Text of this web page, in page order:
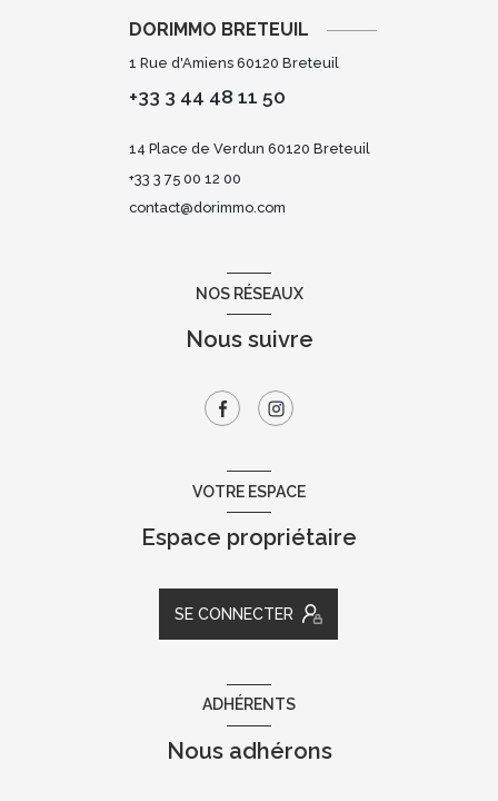
DORIMMO BRETEUIL
1 Rue d'Amiens 60120 Breteuil
+33 3 44 48 11 50
14 Place de Verdun 60120 Breteuil
+33 3 75 00 12 00
contact@dorimmo.com
NOS RÉSEAUX
Nous suivre
VOTRE ESPACE
Espace propriétaire
SE CONNECTER
ADHÉRENTS
Nous adhérons